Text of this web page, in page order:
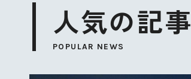
人気の記事
POPULAR NEWS